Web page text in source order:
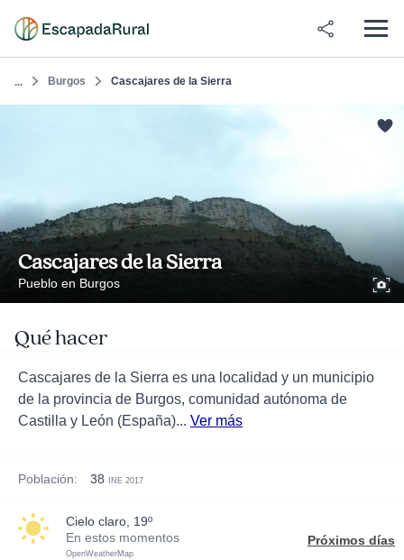
... Burgos Cascajares de la Sierra
Cascajares de la Sierra
Pueblo en Burgos
Qué hacer
Cascajares de la Sierra es una localidad y un municipio
de la provincia de Burgos, comunidad autónoma de
Castilla y León (España)... Ver más
Población: 38 INE 2017
cielo claro, 19º
En estos momentos
OpenWeatherMap
Próximos días